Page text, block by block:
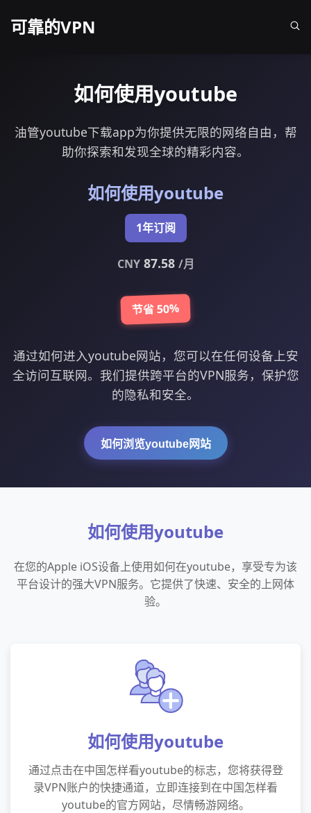
可靠的VPN
如何使用youtube
油管youtube下载app为你提供无限的网络自由，帮
助你探索和发现全球的精彩内容。
如何使用youtube
1年订阅
CNY87.58 /月
节省 50%
通过如何进入youtube网站，您可以在任何设备上安
全访问互联网。我们提供跨平台的VPN服务，保护您
的隐私和安全。
如何浏览youtube网站
如何使用youtube
在您的Apple iOS设备上使用如何在youtube，享受专为该
平台设计的强大VPN服务。它提供了快速、安全的上网体
验。
如何使用youtube
通过点击在中国怎样看youtube的标志，您将获得登
录VPN账户的快捷通道，立即连接到在中国怎样看
youtube的官方网站，尽情畅游网络。